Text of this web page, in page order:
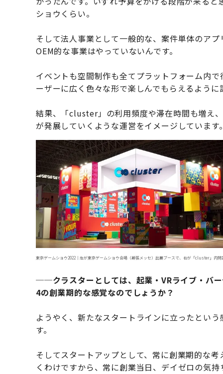
ショウくらい。
そして法人事業として一般的な、案件単体のア
OEM的な事業はやっていないんです。
イベントも空間制作も全てプラットフォーム内
ーザーに広く色々な形で楽しんでもらえるよう
結果、「cluster」の利用頻度や滞在時間も増え
が発展していくような運営をイメージしています
東京ゲームショウ2022｜左が東京ゲームショウ会場（幕張メッセ）出展ブースで、右が「cluster」内特
──クラスターとしては、起業・VRライブ・バ
4の創業期的な感覚なのでしょうか？
ようやく、新たなスタートラインに立ったとい
す。
そしてスタートアップとして、常に創業期的な
くわけですから、常に創業当日、デイゼロの気